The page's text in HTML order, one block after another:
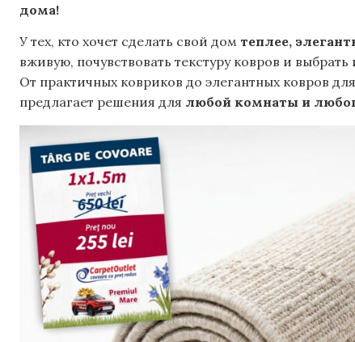
дома!
У тех, кто хочет сделать свой дом теплее,
вживую, почувствовать текстуру ковров и
От практичных ковриков до элегантных ковров
предлагает решения для любой комнаты и